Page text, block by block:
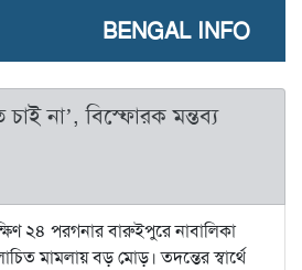
BENGAL INFO
না’, বিস্ফোরক মন্তব্য
২৪ পরগনার বারুইপুরে নাবালিকা
মামলায় বড় মোড়। তদন্তের স্বার্থে